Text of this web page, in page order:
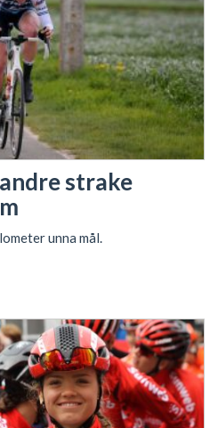
strake
unna mål.